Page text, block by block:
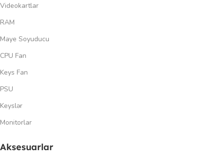
Videokartlar
RAM
Maye Soyuducu
CPU Fan
Keys Fan
PSU
Keyslər
Monitorlar
Aksesuarlar